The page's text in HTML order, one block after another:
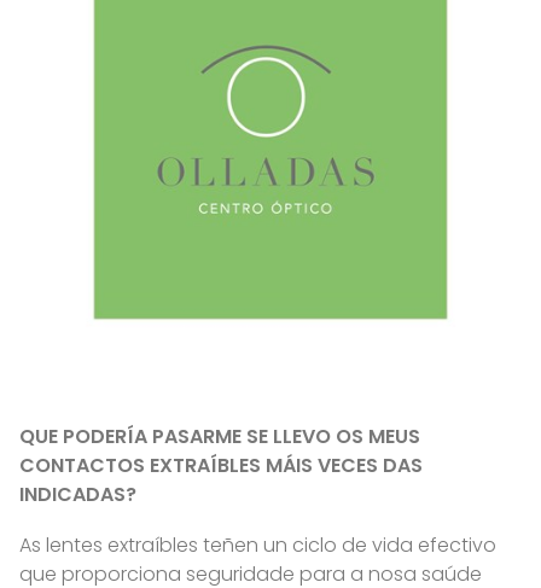
QUE PODERÍA PASARME SE LLEVO OS MEUS
CONTACTOS EXTRAÍBLES MÁIS VECES DAS
INDICADAS?
As lentes extraíbles teñen un ciclo de vida efectivo
que proporciona seguridade para a nosa saúde